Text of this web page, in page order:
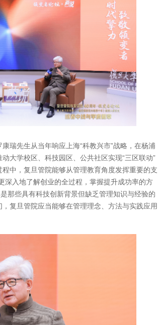
瑞先生从当年响应上海“科教兴市”战略，在杨浦
大学校区、科技园区、公共社区实现“三区联动”
中，复旦管院能够从管理教育角度发挥重要的支
深入地了解创业的全过程，掌握提升成功率的方
那些具有科技创新背景但缺乏管理知识与经验的
复旦管院应当能够在管理理念、方法与实践应用